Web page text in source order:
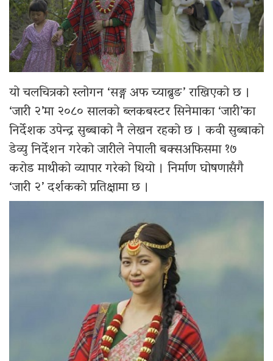
यो चलचित्रको स्लोगन ‘सङ्ग अफ च्याब्रुङ’ राखिएको छ ।
‘जारी २’मा २०८० सालको ब्लकबस्टर सिनेमाका ‘जारी’का
निर्देशक उपेन्द्र सुब्बाको नै लेखन रहको छ । कवी सुब्बाको
डेव्यु निर्देशन गरेको जारीले नेपाली बक्सअफिसमा १७
करोड माथीको व्यापार गरेको थियो । निर्माण घोषणासँगै
‘जारी २’ दर्शकको प्रतिक्षामा छ ।